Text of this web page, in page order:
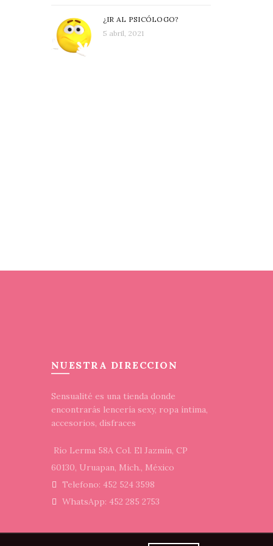
¿IR AL PSICÓLOGO?
5 abril, 2021
NUESTRA DIRECCION
Sensualité es una tienda donde
encontrarás lencería sexy, ropa íntima,
accesorios, disfraces
Río Lerma 58A Col. El Jazmín, CP
60130, Uruapan, Mich., México
Telefono: 452 524 3598
WhatsApp: 452 285 2753